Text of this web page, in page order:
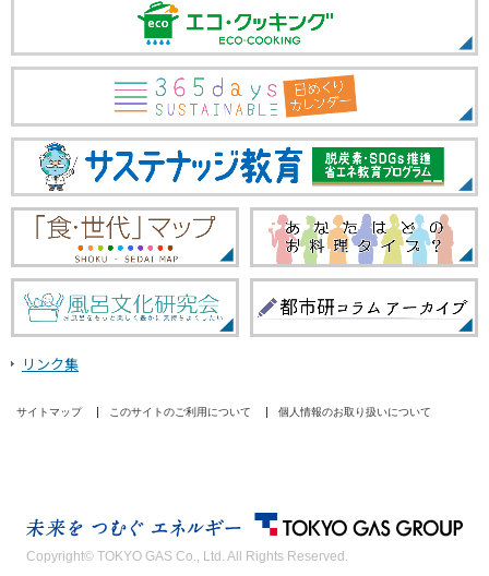
リンク集
サイトマップ このサイトのご利用について 個人情報のお取り扱いについて
Copyright© TOKYO GAS Co., Ltd. All Rights Reserved.